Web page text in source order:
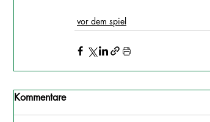
vor dem spiel
Kommentare